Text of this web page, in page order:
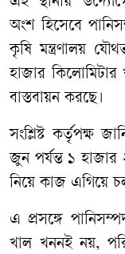
অংশ হিসেবে
কৃষি মন্ত্রণালয়
হাজার
বাস্তবায়ন করছে।
সংশ্লিষ্ট কর্তৃপক্ষ
জুন পর্যন্ত ১ হাজার
নিয়ে কাজ এগিয়ে
এ প্রসঙ্গে
খাল খননই নয়,